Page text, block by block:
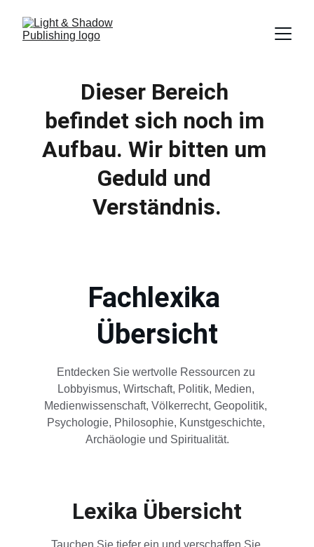
Dieser Bereich
befindet sich noch im
Aufbau. Wir bitten um
Geduld und
Verständnis.
Fachlexika
Übersicht
Entdecken Sie wertvolle Ressourcen zu
Lobbyismus, Wirtschaft, Politik, Medien,
Medienwissenschaft, Völkerrecht, Geopolitik,
Psychologie, Philosophie, Kunstgeschichte,
Archäologie und Spiritualität.
Lexika Übersicht
Tauchen Sie tiefer ein und verschaffen Sie